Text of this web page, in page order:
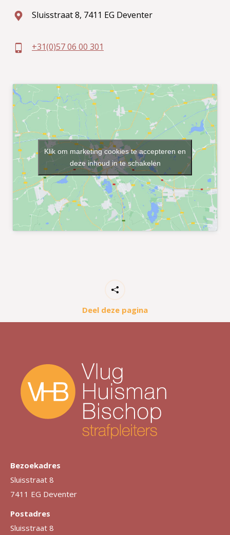
Sluisstraat 8, 7411 EG Deventer
+31(0)57 06 00 301
Klik om marketing cookies te accepteren en
deze inhoud in te schakelen
Deel deze pagina
Bezoekadres
Sluisstraat 8
7411 EG Deventer
Postadres
Sluisstraat 8